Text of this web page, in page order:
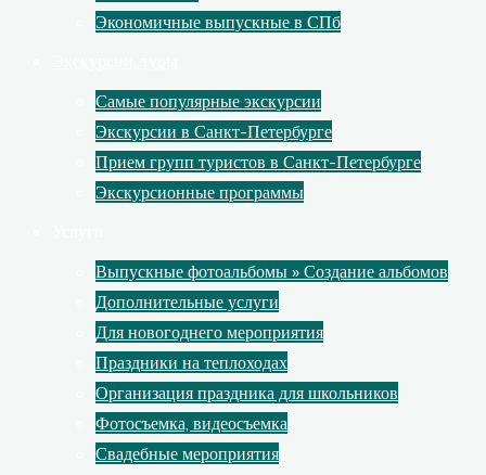
Экономичные выпускные в СПб
Самые популярные экскурсии
Экскурсии в Санкт-Петербурге
Прием групп туристов в Санкт-Петербурге
Экскурсионные программы
Выпускные фотоальбомы » Создание альбомов
Дополнительные услуги
Для новогоднего мероприятия
Праздники на теплоходах
Организация праздника для школьников
Фотосъемка, видеосъемка
Свадебные мероприятия